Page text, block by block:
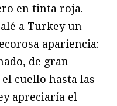
en tinta roja.
a Turkey un
apariencia:
de gran
cuello hasta las
apreciaría el